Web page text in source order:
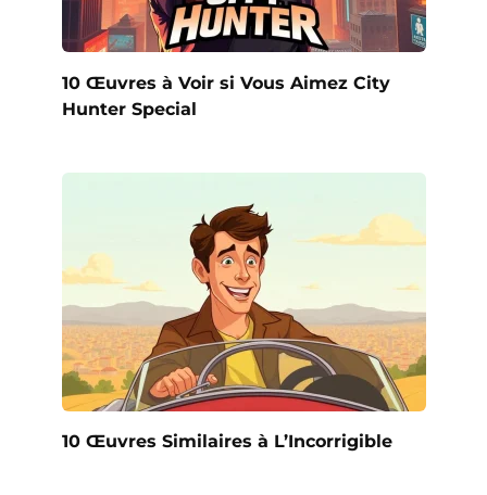
10 Œuvres à Voir si Vous Aimez City
Hunter Special
10 Œuvres Similaires à L’Incorrigible